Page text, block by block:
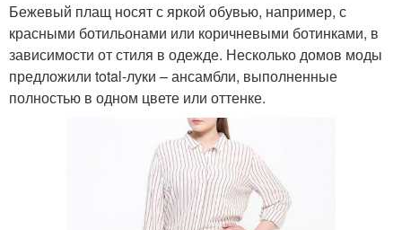
Бежевый плащ носят с яркой обувью, например, с
красными ботильонами или коричневыми ботинками, в
зависимости от стиля в одежде. Несколько домов моды
предложили total-луки – ансамбли, выполненные
полностью в одном цвете или оттенке.